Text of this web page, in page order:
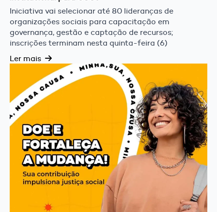
Iniciativa vai selecionar até 80 lideranças de
organizações sociais para capacitação em
governança, gestão e captação de recursos;
inscrições terminam nesta quinta-feira (6)
Ler mais